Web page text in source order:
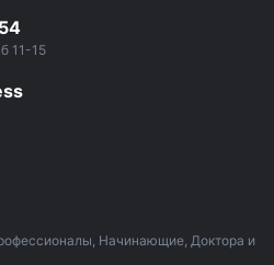
11-15
Начинающие, Доктора и